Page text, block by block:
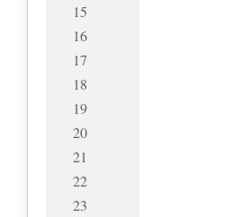
15
16
17
18
19
20
21
22
23